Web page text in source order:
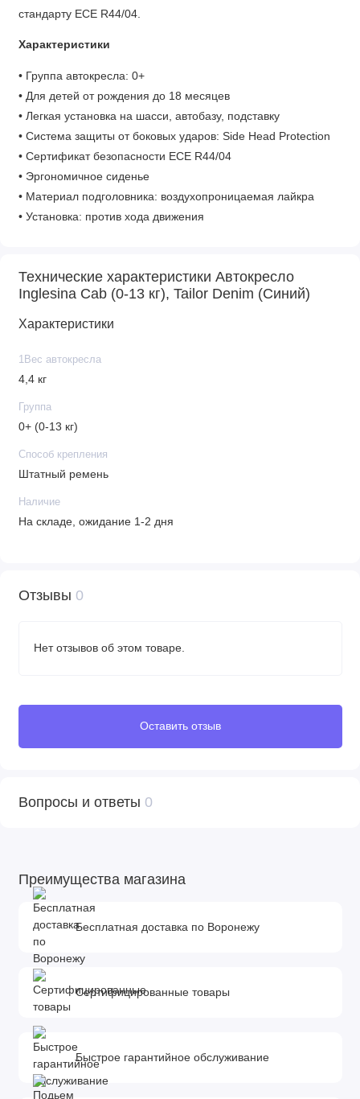
стандарту ECE R44/04.
Характеристики
• Группа автокресла: 0+
• Для детей от рождения до 18 месяцев
• Легкая установка на шасси, автобазу, подставку
• Система защиты от боковых ударов: Side Head Protection
• Сертификат безопасности ECE R44/04
• Эргономичное сиденье
• Материал подголовника: воздухопроницаемая лайкра
• Установка: против хода движения
Габариты
• Вес: 4,4 кг
• Ширина спинки: 27 см
• Высота спинки: 51 см
Технические характеристики Автокресло
Inglesina Cab (0-13 кг), Tailor Denim (Синий)
Характеристики
1Вес автокресла
4,4 кг
Группа
0+ (0-13 кг)
Способ крепления
Штатный ремень
Наличие
На складе, ожидание 1-2 дня
Отзывы 0
Нет отзывов об этом товаре.
Оставить отзыв
Вопросы и ответы 0
Преимущества магазина
Бесплатная доставка по Воронежу
Сертифицированные товары
Быстрое гарантийное обслуживание